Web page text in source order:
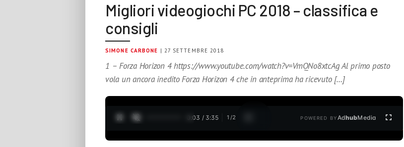
Migliori videogiochi PC 2018 – classifica e
consigli
SIMONE CARBONE | 27 SETTEMBRE 2018
1 – Forza Horizon 4 https://www.youtube.com/watch?v=VmQNo8xtcAg Al primo posto
vola un ancora inedito Forza Horizon 4 che in anteprima ha ricevuto […]
0:04 / 3:35 1 /2 POWERED BYAdhubMedia